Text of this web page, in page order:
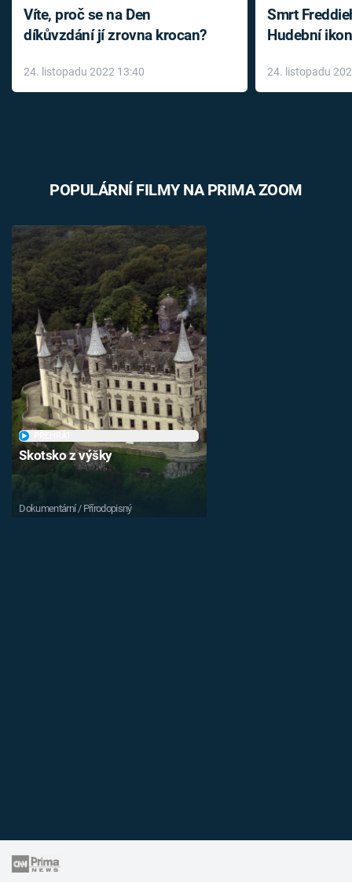
Víte, proč se na Den
díkůvzdání jí zrovna krocan?
24. listopadu 2022 13:40
Smrt
Hudební
léky
24. listopadu
POPULÁRNÍ FILMY NA PRIMA ZOOM
Skotsko z výšky
Dokumentární / Přírodopisný